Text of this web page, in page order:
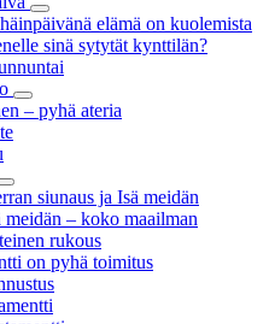
elämä on kuolemista
sinä sytytät kynttilän?
– pyhä ateria
siunaus ja Isä meidän
meidän – koko maailman
rukous
on pyhä toimitus